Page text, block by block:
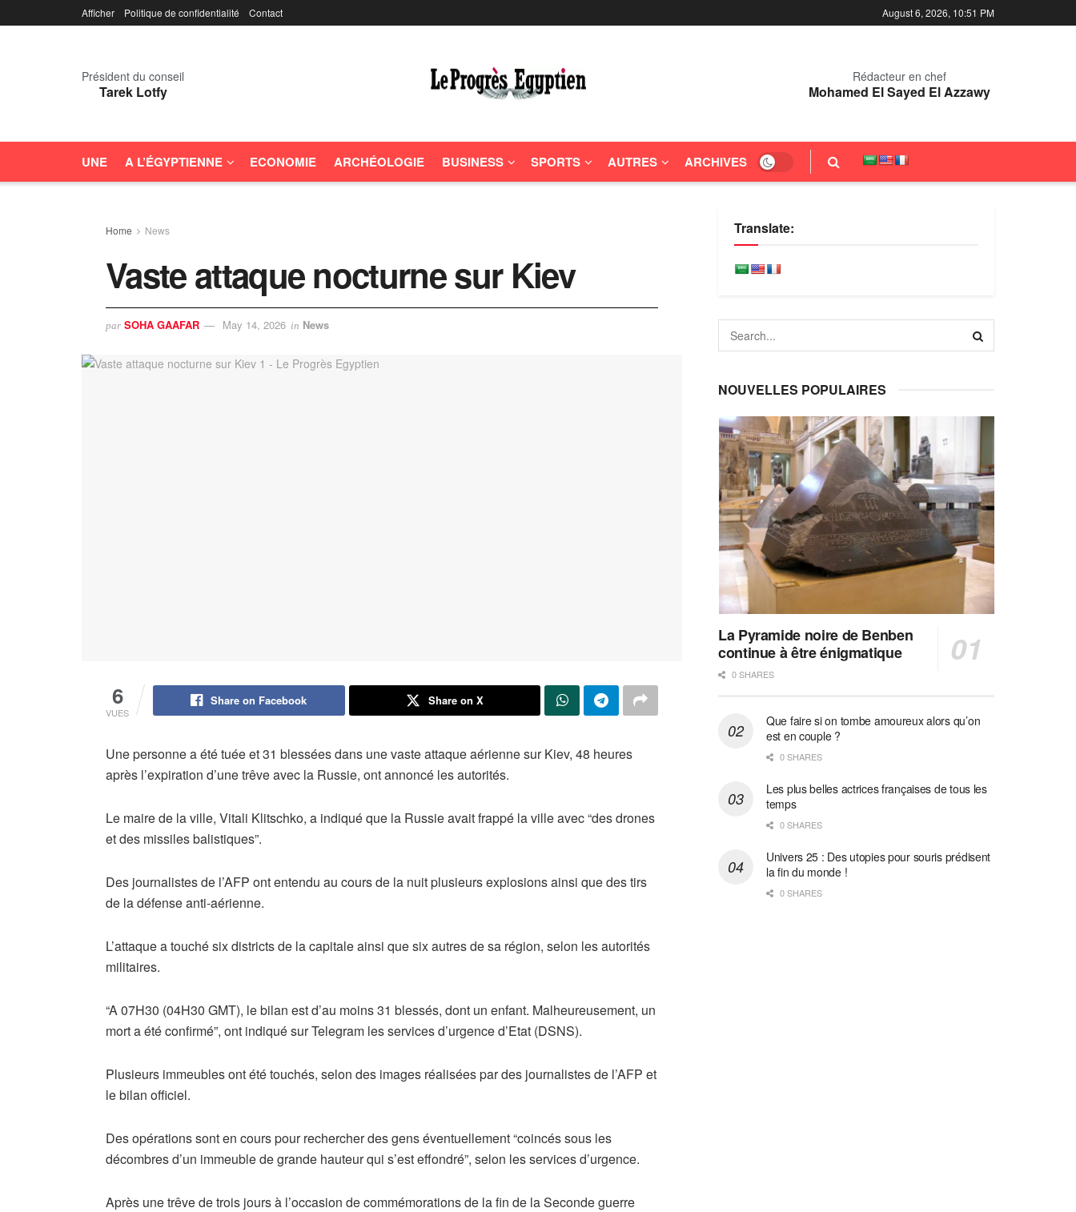
Afficher Politique de confidentialité Contact August 6, 2026, 10:51 PM
Président du conseil
Tarek Lotfy
Rédacteur en chef
Mohamed El Sayed El Azzawy
UNE A L’ÉGYPTIENNE ECONOMIE ARCHÉOLOGIE BUSINESS SPORTS AUTRES ARCHIVES
Home News
Vaste attaque nocturne sur Kiev
par SOHA GAAFAR May 14, 2026 in News
6
VUES
Share on Facebook Share on X
Une personne a été tuée et 31 blessées dans une vaste attaque aérienne sur Kiev, 48 heures
après l’expiration d’une trêve avec la Russie, ont annoncé les autorités.
Le maire de la ville, Vitali Klitschko, a indiqué que la Russie avait frappé la ville avec “des drones
et des missiles balistiques”.
Des journalistes de l’AFP ont entendu au cours de la nuit plusieurs explosions ainsi que des tirs
de la défense anti-aérienne.
L’attaque a touché six districts de la capitale ainsi que six autres de sa région, selon les autorités
militaires.
“A 07H30 (04H30 GMT), le bilan est d’au moins 31 blessés, dont un enfant. Malheureusement, un
mort a été confirmé”, ont indiqué sur Telegram les services d’urgence d’Etat (DSNS).
Plusieurs immeubles ont été touchés, selon des images réalisées par des journalistes de l’AFP et
le bilan officiel.
Des opérations sont en cours pour rechercher des gens éventuellement “coincés sous les
décombres d’un immeuble de grande hauteur qui s’est effondré”, selon les services d’urgence.
Après une trêve de trois jours à l’occasion de commémorations de la fin de la Seconde guerre
Translate:
NOUVELLES POPULAIRES
La Pyramide noire de Benben
continue à être énigmatique
0 SHARES
Que faire si on tombe amoureux alors qu’on
est en couple ?
0 SHARES
Les plus belles actrices françaises de tous les
temps
0 SHARES
Univers 25 : Des utopies pour souris prédisent
la fin du monde !
0 SHARES